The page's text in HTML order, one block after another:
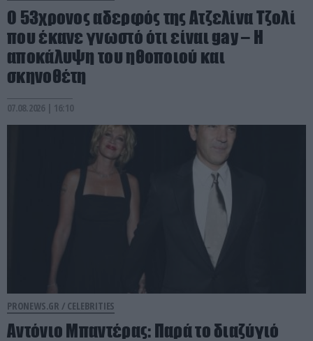
Ο 53χρονος αδερφός της Ατζελίνα Τζολί
που έκανε γνωστό ότι είναι gay – Η
αποκάλυψη του ηθοποιού και
σκηνοθέτη
07.08.2026 | 16:10
PRONEWS.GR / CELEBRITIES
Αντόνιο Μπαντέρας: Παρά το διαζύγιό